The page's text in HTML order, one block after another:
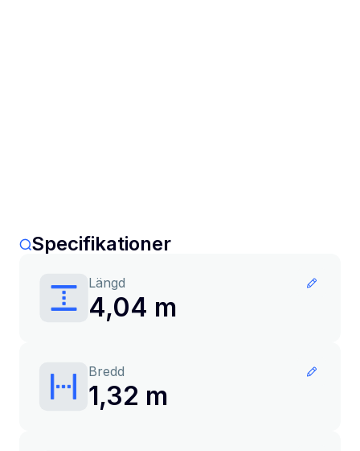
Specifikationer
Längd
4,04 m
Bredd
1,32 m